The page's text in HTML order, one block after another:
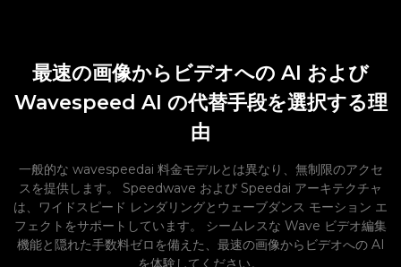
最速の画像からビデオへの AI および
Wavespeed AI の代替手段を選択する理
由
一般的な wavespeedai 料金モデルとは異なり、無制限のアクセ
スを提供します。 Speedwave および Speedai アーキテクチャ
は、ワイドスピード レンダリングとウェーブダンス モーション エ
フェクトをサポートしています。 シームレスな Wave ビデオ編集
機能と隠れた手数料ゼロを備えた、最速の画像からビデオへの AI
を体験してください。